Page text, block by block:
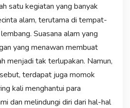
satu kegiatan yang banyak
alam, terutama di tempat-
Suasana alam yang
yang menawan membuat
menjadi tak terlupakan. Namun,
terdapat juga momok
kali menghantui para
dan melindungi diri dari hal-hal